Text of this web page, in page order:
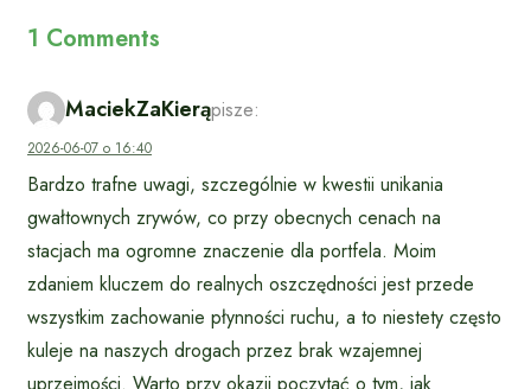
1 Comments
MaciekZaKierąpisze:
2026-06-07 o 16:40
Bardzo trafne uwagi, szczególnie w kwestii unikania
gwałtownych zrywów, co przy obecnych cenach na
stacjach ma ogromne znaczenie dla portfela. Moim
zdaniem kluczem do realnych oszczędności jest przede
wszystkim zachowanie płynności ruchu, a to niestety często
kuleje na naszych drogach przez brak wzajemnej
uprzejmości. Warto przy okazji poczytać o tym, jak